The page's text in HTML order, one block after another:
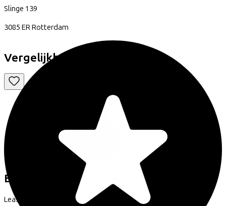
Slinge 139
3085 ERRotterdam
Vergelijkbare fietsen
Excelsior Juicy
Leaseprijs p/m vanaf